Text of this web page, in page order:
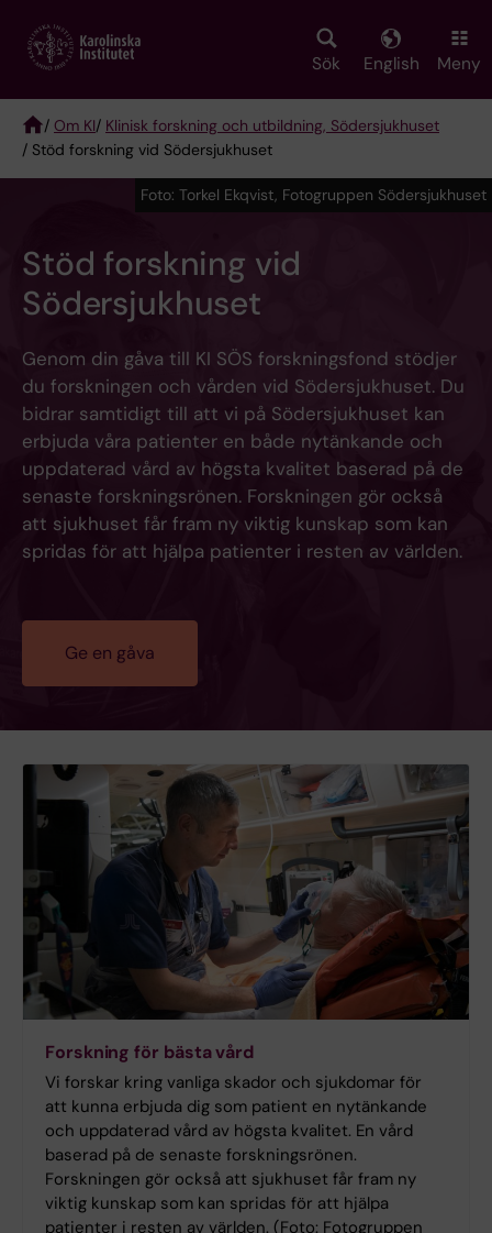
main
Sök English Meny
Breadcrumb
/ Om KI/ Klinisk forskning och utbildning, Södersjukhuset
/ Stöd forskning vid Södersjukhuset
Stöd forskning vid
Södersjukhuset
Genom din gåva till KI SÖS forskningsfond stödjer
du forskningen och vården vid Södersjukhuset. Du
bidrar samtidigt till att vi på Södersjukhuset kan
erbjuda våra patienter en både nytänkande och
uppdaterad vård av högsta kvalitet baserad på de
senaste forskningsrönen. Forskningen gör också
att sjukhuset får fram ny viktig kunskap som kan
spridas för att hjälpa patienter i resten av världen.
Ge en gåva
Foto: Torkel Ekqvist, Fotogruppen Södersjukhuset
Forskning för bästa vård
Vi forskar kring vanliga skador och sjukdomar för
att kunna erbjuda dig som patient en nytänkande
och uppdaterad vård av högsta kvalitet. En vård
baserad på de senaste forskningsrönen.
Forskningen gör också att sjukhuset får fram ny
viktig kunskap som kan spridas för att hjälpa
patienter i resten av världen. (Foto: Fotogruppen